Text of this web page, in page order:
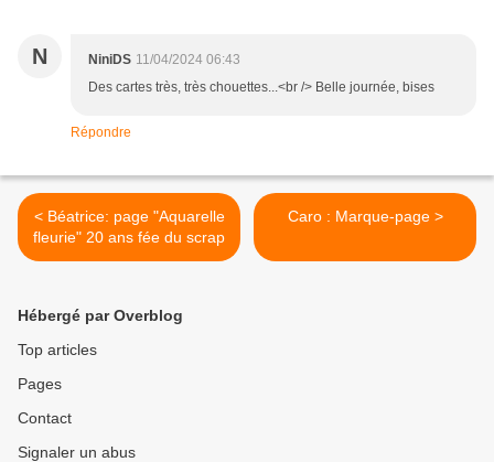
N NiniDS 11/04/2024 06:43
Des cartes très, très chouettes...<br /> Belle journée, bises
Répondre
< Béatrice: page "Aquarelle
fleurie" 20 ans fée du scrap
Caro : Marque-page >
Hébergé par Overblog
Top articles
Pages
Contact
Signaler un abus